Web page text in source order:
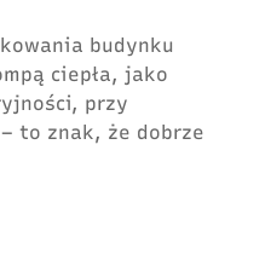
budynku
ciepła, jako
przy
to znak, że dobrze